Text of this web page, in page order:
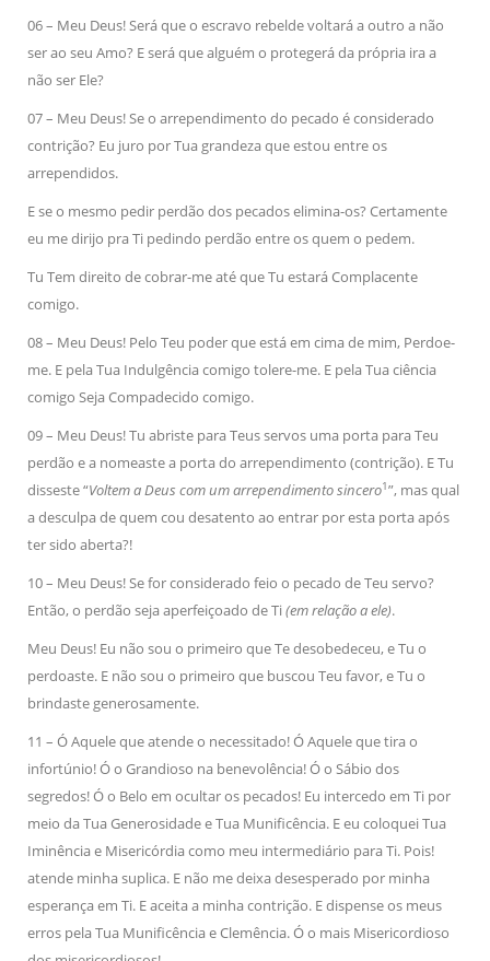
06 – Meu Deus! Será que o escravo rebelde voltará a outro a não
ser ao seu Amo? E será que alguém o protegerá da própria ira a
não ser Ele?
07 – Meu Deus! Se o arrependimento do pecado é considerado
contrição? Eu juro por Tua grandeza que estou entre os
arrependidos.
E se o mesmo pedir perdão dos pecados elimina-os? Certamente
eu me dirijo pra Ti pedindo perdão entre os quem o pedem.
Tu Tem direito de cobrar-me até que Tu estará Complacente
comigo.
08 – Meu Deus! Pelo Teu poder que está em cima de mim, Perdoe-
me. E pela Tua Indulgência comigo tolere-me. E pela Tua ciência
comigo Seja Compadecido comigo.
09 – Meu Deus! Tu abriste para Teus servos uma porta para Teu
perdão e a nomeaste a porta do arrependimento (contrição). E Tu
disseste “Voltem a Deus com um arrependimento sincero1”, mas qual
a desculpa de quem cou desatento ao entrar por esta porta após
ter sido aberta?!
10 – Meu Deus! Se for considerado feio o pecado de Teu servo?
Então, o perdão seja aperfeiçoado de Ti(em relação a ele).
Meu Deus! Eu não sou o primeiro que Te desobedeceu, e Tu o
perdoaste. E não sou o primeiro que buscou Teu favor, e Tu o
brindaste generosamente.
11 – Ó Aquele que atende o necessitado! Ó Aquele que tira o
infortúnio! Ó o Grandioso na benevolência! Ó o Sábio dos
segredos! Ó o Belo em ocultar os pecados! Eu intercedo em Ti por
meio da Tua Generosidade e Tua Munificência. E eu coloquei Tua
Iminência e Misericórdia como meu intermediário para Ti. Pois!
atende minha suplica. E não me deixa desesperado por minha
esperança em Ti. E aceita a minha contrição. E dispense os meus
erros pela Tua Munificência e Clemência. Ó o mais Misericordioso